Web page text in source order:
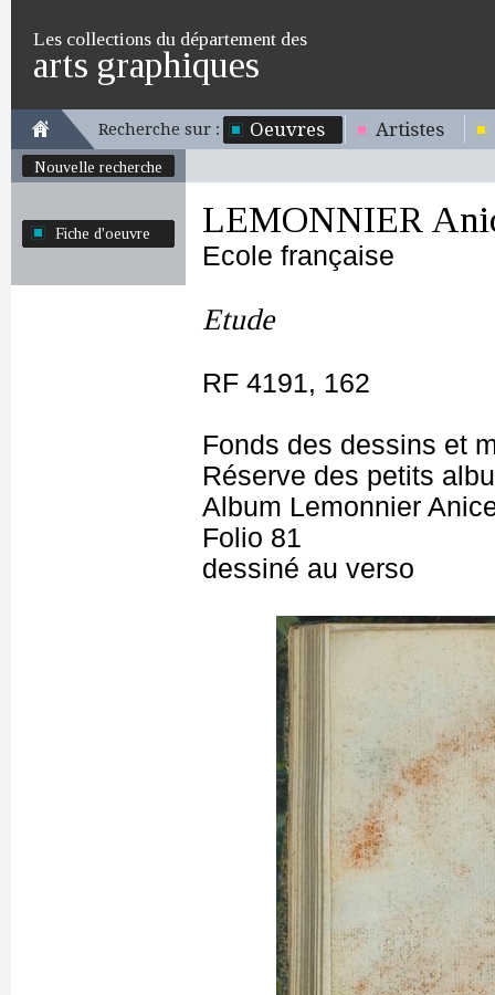
Les collections du département des
arts graphiques
Recherche sur : Oeuvres Artistes
Nouvelle recherche
Fiche d'oeuvre LEMONNIER
Ecole française
Etude
RF 4191, 162
Fonds des dessins et
Réserve des petits
Album Lemonnier
Folio 81
dessiné au verso